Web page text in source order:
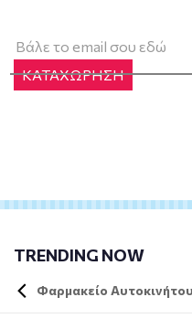
ΚΑΤΑΧΩΡΗΣΗ
TRENDING NOW
Φαρμακείο